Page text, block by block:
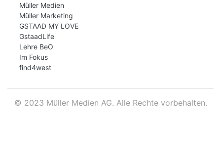
Müller Medien
Müller Marketing
GSTAAD MY LOVE
GstaadLife
Lehre BeO
Im Fokus
find4west
© 2023 Müller Medien AG. Alle Rechte vorbehalten.